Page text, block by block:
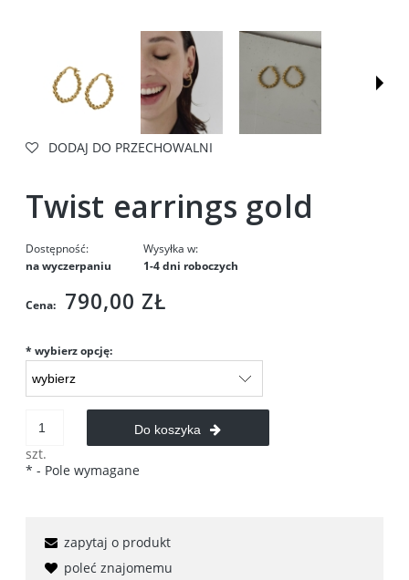
DODAJ DO PRZECHOWALNI
Twist earrings gold
Dostępność:
na wyczerpaniu
Wysyłka w:
1-4 dni roboczych
Cena: 790,00 ZŁ
* wybierz opcję:
szt.
Do koszyka
* - Pole wymagane
zapytaj o produkt
poleć znajomemu